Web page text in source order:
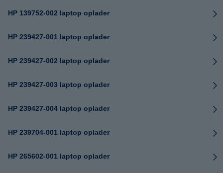
HP 139752-002 laptop oplader
HP 239427-001 laptop oplader
HP 239427-002 laptop oplader
HP 239427-003 laptop oplader
HP 239427-004 laptop oplader
HP 239704-001 laptop oplader
HP 265602-001 laptop oplader